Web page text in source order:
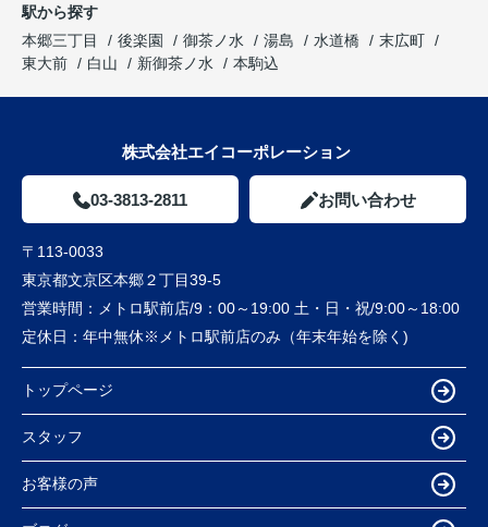
駅から探す
本郷三丁目
後楽園 御茶ノ水 湯島 水道橋
末広町
東大前
白山 新御茶ノ水 本駒込
株式会社エイコーポレーション
03-3813-2811 お問い合わせ
〒113-0033
東京都文京区本郷２丁目39-5
営業時間：
メトロ駅前店/9：00～19:00 土・日・祝/9:00～18:00
定休日： 年中無休※メトロ駅前店のみ（年末年始を除く)
トップページ
スタッフ
お客様の声